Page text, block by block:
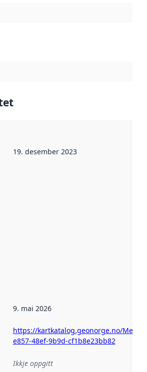
vart
av
om
19. desember 2023
9. mai 2026
https://kartkatalog.geonorge.no/
e857-48ef-9b9d-cf1b8e23bb82
Ikkje oppgitt